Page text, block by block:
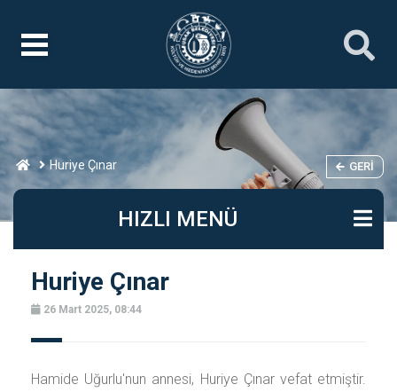
Huriye Çınar GERI
HIZLI MENÜ
Huriye Çınar
26 Mart 2025, 08:44
Hamide Uğurlu'nun annesi, Huriye Çınar vefat etmiştir.